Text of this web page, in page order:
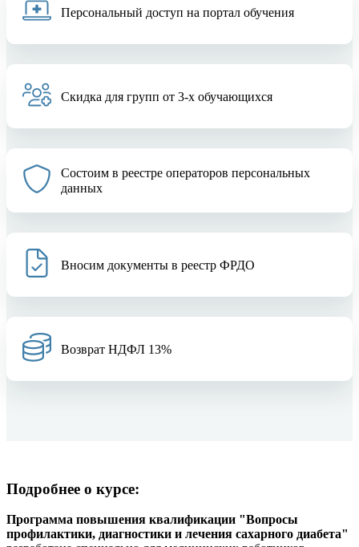
Персональный доступ на портал обучения
Скидка для групп от 3-х обучающихся
Состоим в реестре операторов персональных
данных
Вносим документы в реестр ФРДО
Возврат НДФЛ 13%
Подробнее о курсе:
Программа повышения квалификации "Вопросы
профилактики, диагностики и лечения сахарного диабета"